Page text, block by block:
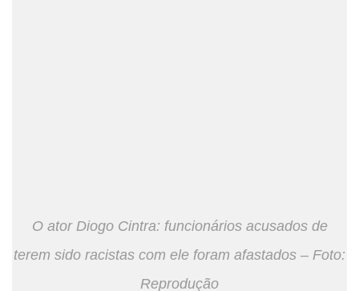
O ator Diogo Cintra: funcionários acusados de
terem sido racistas com ele foram afastados – Foto:
Reprodução